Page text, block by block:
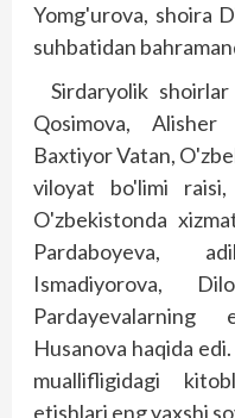
Yomg'urova, shoira
suhbatidan
Sirdaryolik
Qosimova,
Baxtiyor Vatan,
viloyat bo'limi
O'zbekistonda
Parda­boyeva,
Ismadiyorova,
Husanova haqida
muallifligidagi
etishlari eng yaxshi